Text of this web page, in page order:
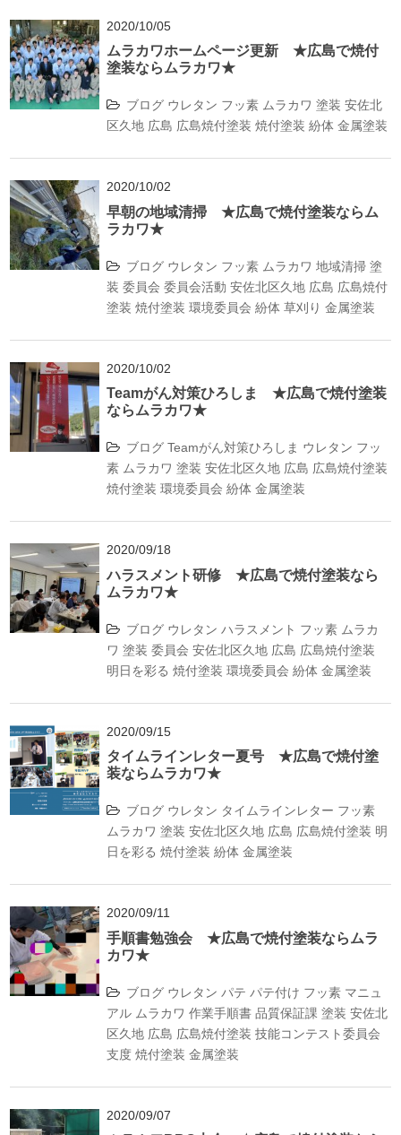
2020/10/05
ムラカワホームページ更新 ★広島で焼付
塗装ならムラカワ★
ブログ ウレタン フッ素 ムラカワ 塗装 安佐北
区久地 広島 広島焼付塗装 焼付塗装 紛体 金属塗装
2020/10/02
早朝の地域清掃 ★広島で焼付塗装ならム
ラカワ★
ブログ ウレタン フッ素 ムラカワ 地域清掃 塗
装 委員会 委員会活動 安佐北区久地 広島 広島焼付
塗装 焼付塗装 環境委員会 紛体 草刈り 金属塗装
2020/10/02
Teamがん対策ひろしま ★広島で焼付塗装
ならムラカワ★
ブログ Teamがん対策ひろしま ウレタン フッ
素 ムラカワ 塗装 安佐北区久地 広島 広島焼付塗装
焼付塗装 環境委員会 紛体 金属塗装
2020/09/18
ハラスメント研修 ★広島で焼付塗装なら
ムラカワ★
ブログ ウレタン ハラスメント フッ素 ムラカ
ワ 塗装 委員会 安佐北区久地 広島 広島焼付塗装
明日を彩る 焼付塗装 環境委員会 紛体 金属塗装
2020/09/15
タイムラインレター夏号 ★広島で焼付塗
装ならムラカワ★
ブログ ウレタン タイムラインレター フッ素
ムラカワ 塗装 安佐北区久地 広島 広島焼付塗装 明
日を彩る 焼付塗装 紛体 金属塗装
2020/09/11
手順書勉強会 ★広島で焼付塗装ならムラ
カワ★
ブログ ウレタン パテ パテ付け フッ素 マニュ
アル ムラカワ 作業手順書 品質保証課 塗装 安佐北
区久地 広島 広島焼付塗装 技能コンテスト委員会
支度 焼付塗装 金属塗装
2020/09/07